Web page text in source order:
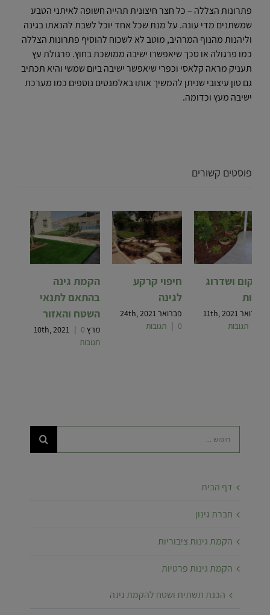
פתרונות הצללה – כל חצר חיצונית תהייה חשופה לאיתני הטבע
שמשתנים מדי עונה. על מנת שכל אחד יוכל לשבת להנאתו בגינה
וליהנות מהנוף המרהיב, מוטב לא לשכוח להוסיף פתרונות הצללה
כמו פרגולה או סכך שיאפשרו ישיבה ממושכת בחוץ. פרגולת עץ
תעניק מראה קלאסי וכפרי שיאפשר ישיבה ביום שמשי והיא תכתיב
גם טון עיצובי שניתן להמשיך אותו באלמנטים נוספים כמו מערכת
ישיבה מעץ וכדומה.
פוסטים קשורים
הקמת גינה
בהתאם לתנאי
השטח והאזור
מרץ 10th, 2021 0
תגובות
חיפוי קרקע
לגינה
פברואר 24th, 2021
0 תגובות
שיקום ושדרוג
גינות
פברואר 11th, 2021
דף הבית
חברת גינון
הקמת גינות ציבוריות
הקמת גינות פרטיות
הכנת תשתית ושטח להקמת גינה